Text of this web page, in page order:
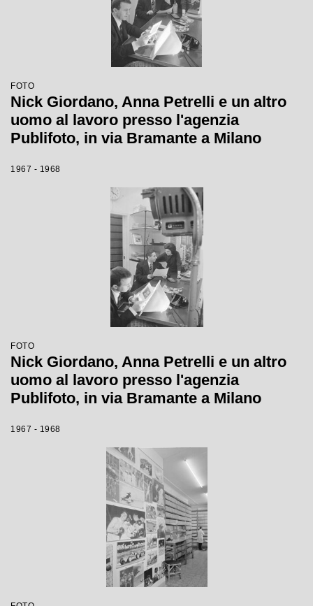
FOTO
Nick Giordano, Anna Petrelli e un altro
uomo al lavoro presso l'agenzia
Publifoto, in via Bramante a Milano
1967 - 1968
FOTO
Nick Giordano, Anna Petrelli e un altro
uomo al lavoro presso l'agenzia
Publifoto, in via Bramante a Milano
1967 - 1968